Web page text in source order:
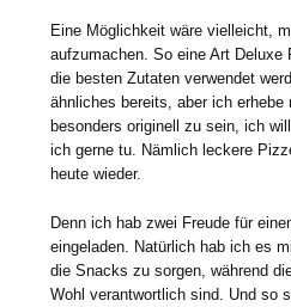
Eine Möglichkeit wäre vielleicht,
aufzumachen. So eine Art
die besten Zutaten verwendet
ähnliches bereits, aber ich erhebe
besonders originell zu sein, ich
ich gerne tu. Nämlich leckere
heute wieder.
Denn ich hab zwei Freude für
eingeladen. Natürlich hab ich es
die Snacks zu sorgen, während
Wohl verantwortlich sind. Und so